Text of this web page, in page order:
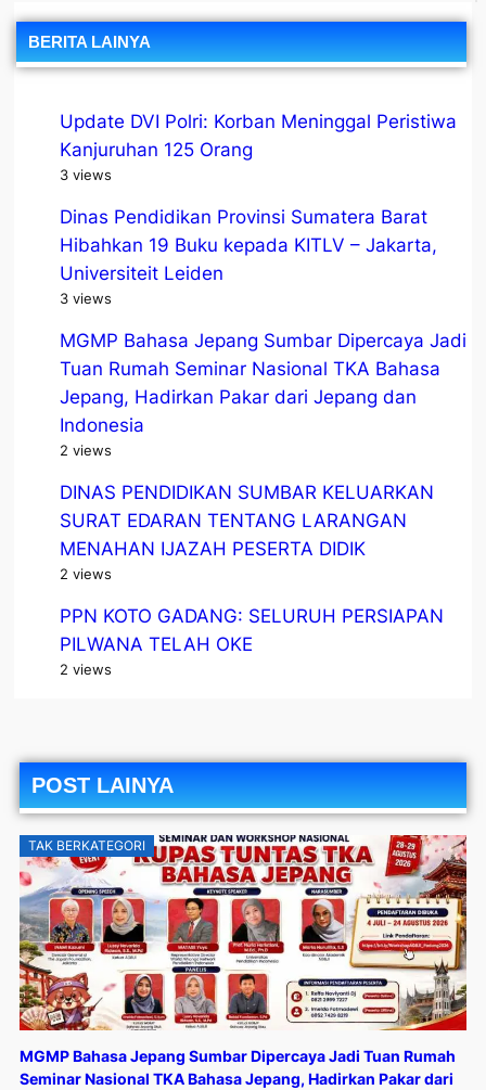
BERITA LAINYA
Update DVI Polri: Korban Meninggal Peristiwa
Kanjuruhan 125 Orang
3 views
Dinas Pendidikan Provinsi Sumatera Barat
Hibahkan 19 Buku kepada KITLV – Jakarta,
Universiteit Leiden
3 views
MGMP Bahasa Jepang Sumbar Dipercaya Jadi
Tuan Rumah Seminar Nasional TKA Bahasa
Jepang, Hadirkan Pakar dari Jepang dan
Indonesia
2 views
DINAS PENDIDIKAN SUMBAR KELUARKAN
SURAT EDARAN TENTANG LARANGAN
MENAHAN IJAZAH PESERTA DIDIK
2 views
PPN KOTO GADANG: SELURUH PERSIAPAN
PILWANA TELAH OKE
2 views
POST LAINYA
TAK BERKATEGORI
MGMP Bahasa Jepang Sumbar Dipercaya Jadi Tuan Rumah
Seminar Nasional TKA Bahasa Jepang, Hadirkan Pakar dari